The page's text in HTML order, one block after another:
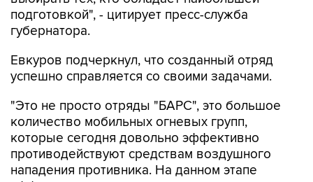
подготовкой", - цитирует пресс-служба
губернатора.
Евкуров подчеркнул, что созданный отряд
успешно справляется со своими задачами.
"Это не просто отряды "БАРС", это большое
количество мобильных огневых групп,
которые сегодня довольно эффективно
противодействуют средствам воздушного
нападения противника. На данном этапе